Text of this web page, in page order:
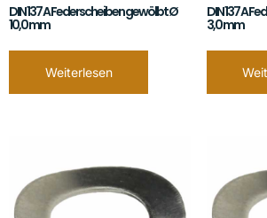
DIN 137 A Federscheiben gewölbt Ø
10,0 mm
Weiterlesen
DIN 137 A
3,0 mm